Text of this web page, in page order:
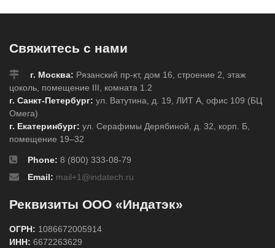
Свяжитесь с нами
г. Москва: Рязанский пр-кт, дом 16, строение 2, этаж
цоколь, помещение III, комната 1.2
г. Санкт-Петербург: ул. Ватутина, д. 19, ЛИТ А, офис 109 (БЦ
Омега)
г. Екатеринбург: ул. Серафимы Дерябиной, д. 32, корп. Б,
помещение 19–32
Phone: 8 (800) 333-08-79
Email: mail+1@indatech.ru
Реквизиты ООО «Индатэк»
ОГРН: 1086672005914
ИНН: 6672263629